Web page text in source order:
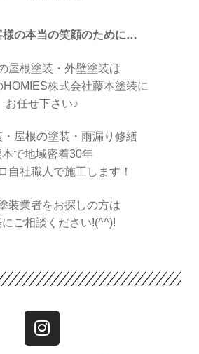
様の本当の笑顔のために…
屋根塗装・外壁塗装は
株式会社藤本塗装に
お任せ下さい♪
屋根の塗装・雨漏り修繕
本で地域密着30年
自社職人で施工します！
装業者をお探しの方は
ご相談ください!(^^)!